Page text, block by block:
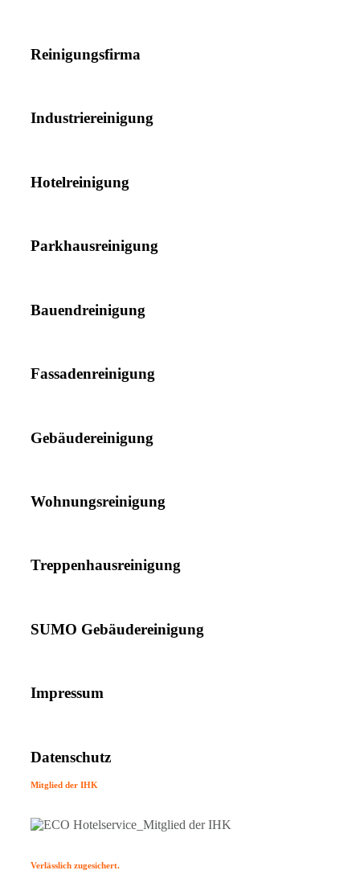
Reinigungsfirma
Industriereinigung
Hotelreinigung
Parkhausreinigung
Bauendreinigung
Fassadenreinigung
Gebäudereinigung
Wohnungsreinigung
Treppenhausreinigung
SUMO Gebäudereinigung
Impressum
Datenschutz
Mitglied der IHK
Verlässlich zugesichert.